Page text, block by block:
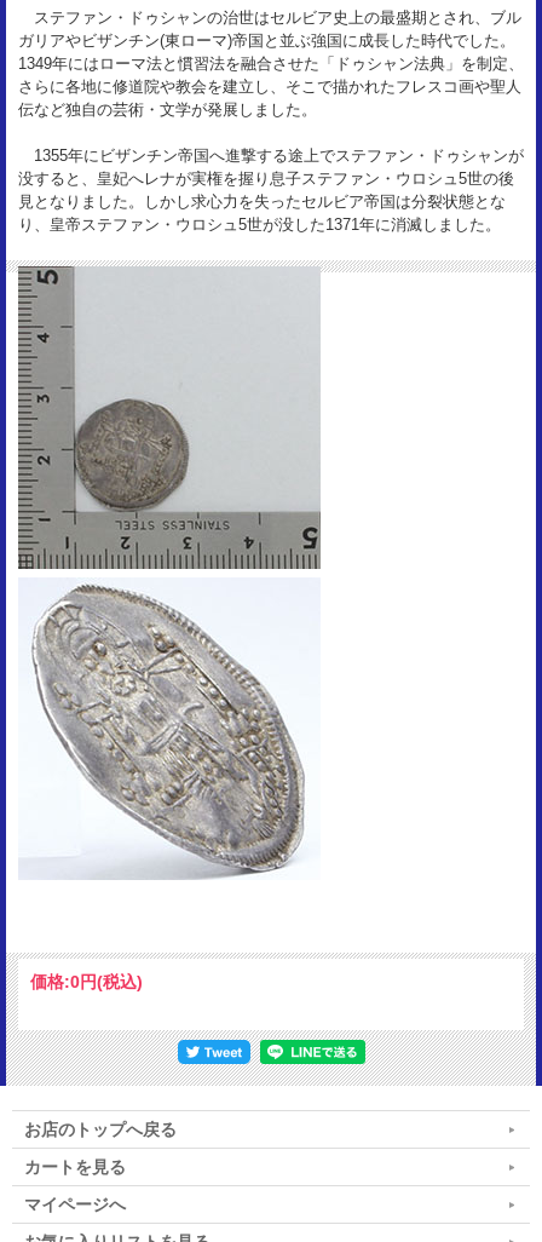
ステファン・ドゥシャンの治世はセルビア史上の最盛期とされ、ブル
ガリアやビザンチン(東ローマ)帝国と並ぶ強国に成長した時代でした。
1349年にはローマ法と慣習法を融合させた「ドゥシャン法典」を制定、
さらに各地に修道院や教会を建立し、そこで描かれたフレスコ画や聖人
伝など独自の芸術・文学が発展しました。
1355年にビザンチン帝国へ進撃する途上でステファン・ドゥシャンが
没すると、皇妃へレナが実権を握り息子ステファン・ウロシュ5世の後
見となりました。しかし求心力を失ったセルビア帝国は分裂状態とな
り、皇帝ステファン・ウロシュ5世が没した1371年に消滅しました。
価格:0円(税込)
お店のトップへ戻る
カートを見る
マイページへ